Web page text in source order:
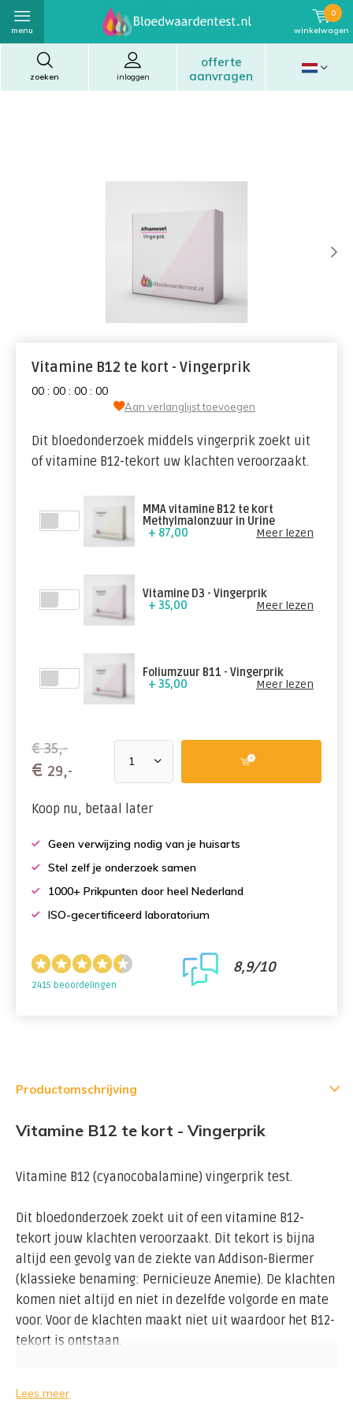
zoeken
offerte
aanvragen
inloggen
menu winkelwagen
0
Vitamine B12 te kort - Vingerprik
00 : 00 : 00 : 00
Aan verlanglijst toevoegen
Dit bloedonderzoek middels vingerprik zoekt uit
of vitamine B12-tekort uw klachten veroorzaakt.
MMA vitamine B12 te kort
Methylmalonzuur in Urine
+ 87,00
Meer lezen
Vitamine D3 - Vingerprik
+ 35,00
Meer lezen
Foliumzuur B11 - Vingerprik
+ 35,00
Meer lezen
€ 35,-
€ 29,-
Koop nu, betaal later
Geen verwijzing nodig van je huisarts
Stel zelf je onderzoek samen
1000+ Prikpunten door heel Nederland
ISO-gecertificeerd laboratorium
2415 beoordelingen
8,9/10
Productomschrijving
Vitamine B12 te kort - Vingerprik
Vitamine B12 (cyanocobalamine) vingerprik test.
Dit bloedonderzoek zoekt uit of een vitamine B12-
tekort jouw klachten veroorzaakt. Dit tekort is bijna
altijd een gevolg van de ziekte van Addison-Biermer
(klassieke benaming: Pernicieuze Anemie). De klachten
komen niet altijd en niet in dezelfde volgorde en mate
voor. Voor de klachten maakt niet uit waardoor het B12-
tekort is ontstaan.
Lees meer